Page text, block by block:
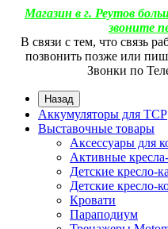
Магазин в г. Реутов
звоните
В связи с тем, что связь
позвонить позже или
Звонки по
Назад
Аккумуляторы для ТСР
Выставочные товары
Аксессуары для
Активные
Детские кресло-
Детские кресло-
Кровати
Параподиум